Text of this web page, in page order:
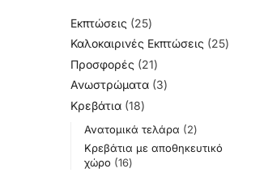
Εκπτώσεις
25
Καλοκαιρινές Εκπτώσεις
25
Προσφορές
21
Ανωστρώματα 3
Κρεβάτια 18
Ανατομικά τελάρα
2
Κρεβάτια με αποθηκευτικό
χώρο 16